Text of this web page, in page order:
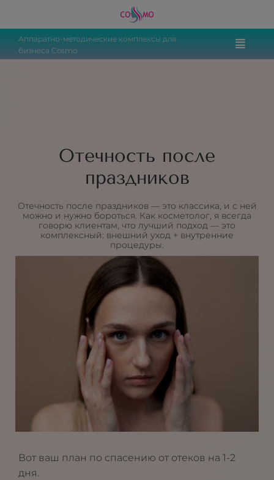
Аппаратно-методические комплексы для
бизнеса Cosmo
Отечность после
праздников
Отечность после праздников — это классика, и с ней
можно и нужно бороться. Как косметолог, я всегда
говорю клиентам, что лучший подход — это
комплексный: внешний уход + внутренние
процедуры.
Вот ваш план по спасению от отеков на 1-2
дня.